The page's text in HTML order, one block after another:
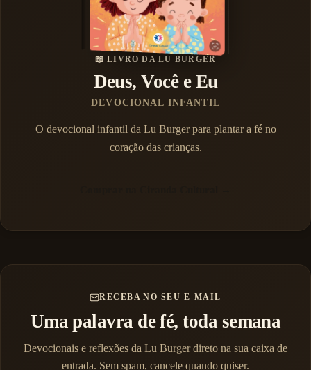
📖 LIVRO DA LU BURGER
Deus, Você e Eu
DEVOCIONAL INFANTIL
O devocional infantil da Lu Burger para plantar a fé no
coração das crianças.
RECEBA NO SEU E-MAIL
Uma palavra de fé, toda semana
Devocionais e reflexões da Lu Burger direto na sua caixa de
entrada. Sem spam, cancele quando quiser.